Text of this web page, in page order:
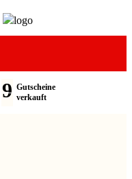
9 Gutscheine
verkauft